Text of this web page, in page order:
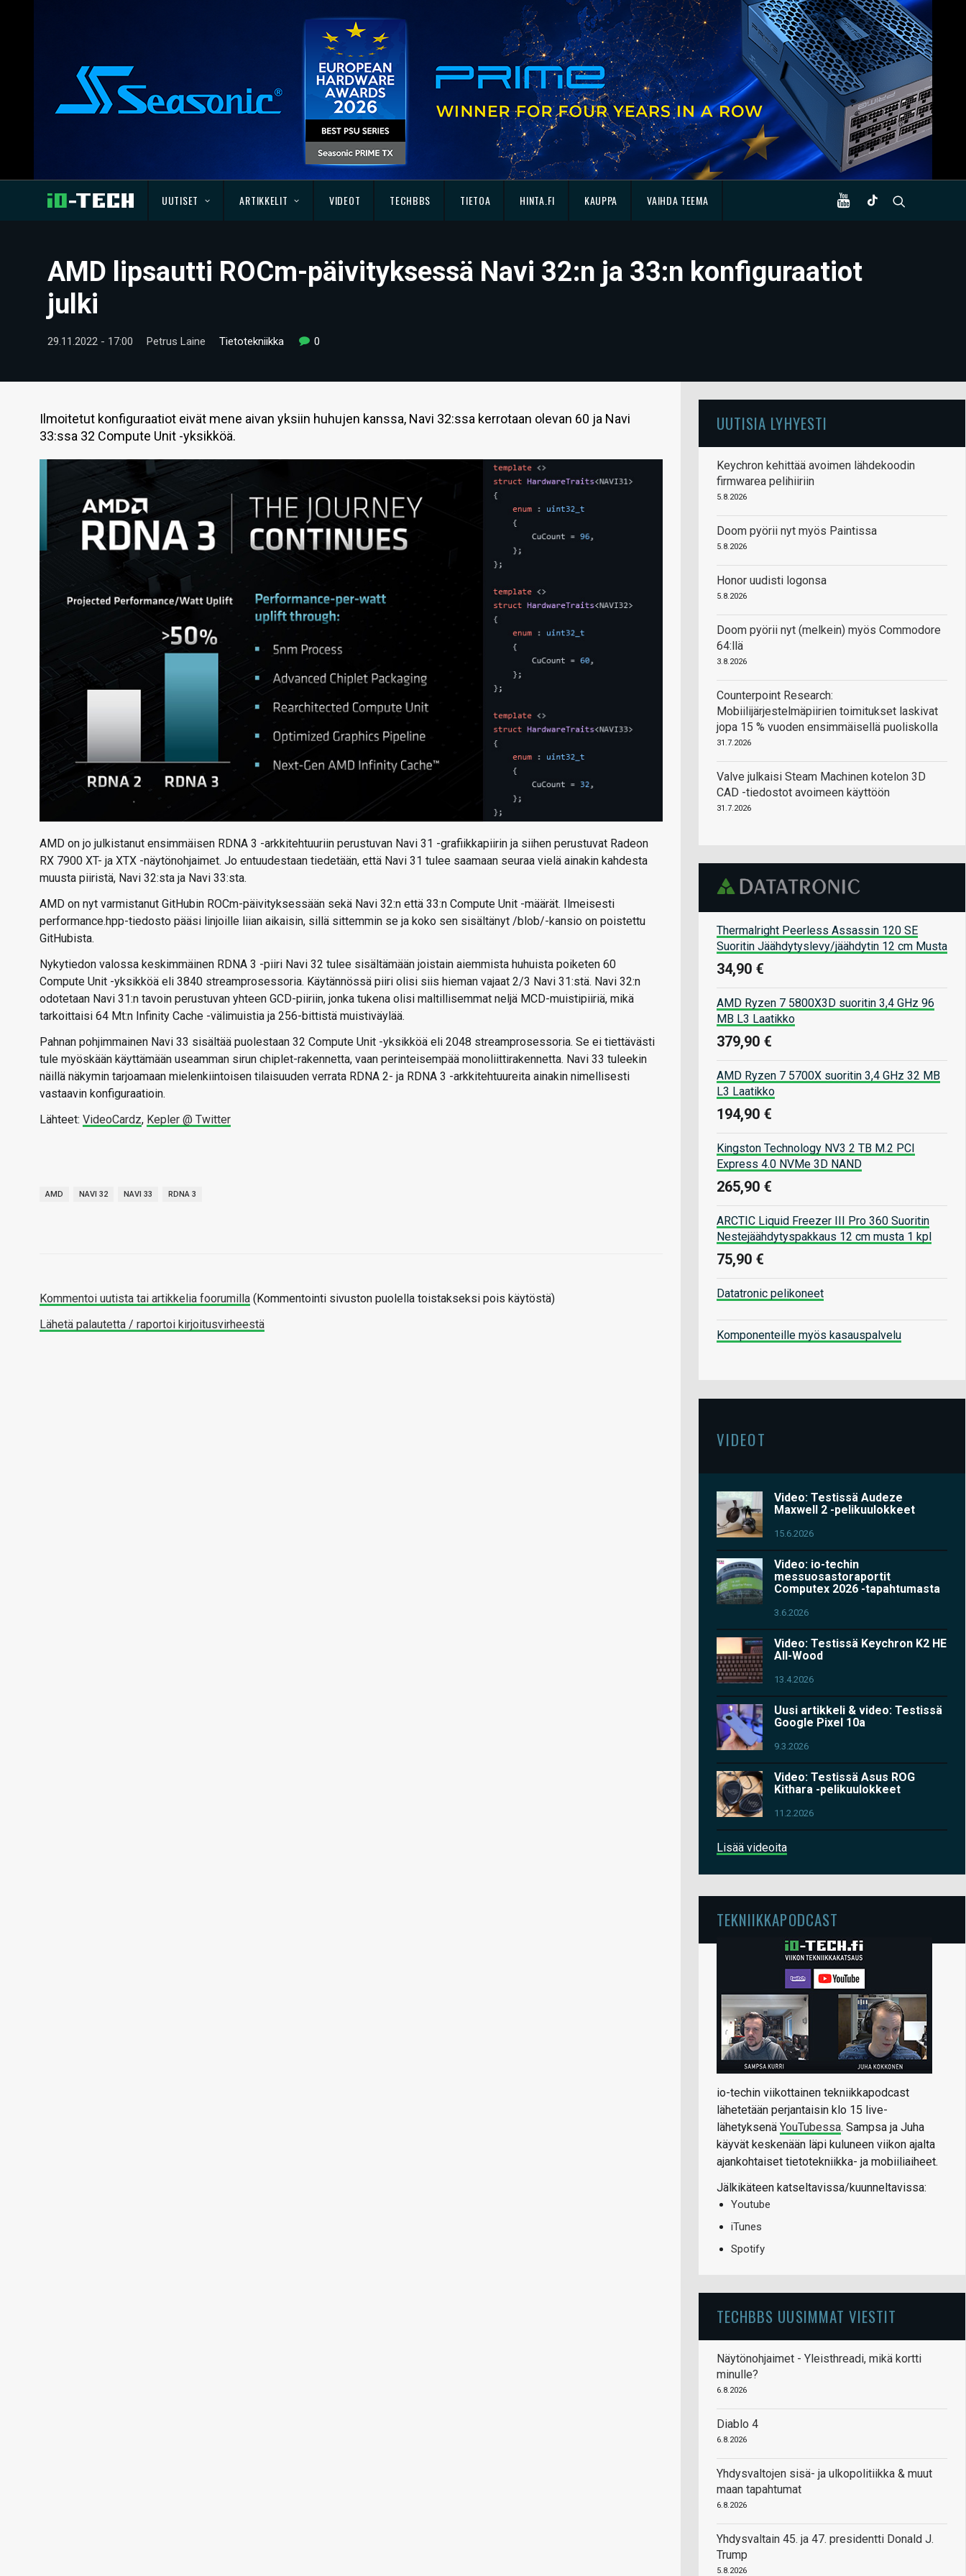
UUTISET ARTIKKELIT VIDEOT TECHBBS TIETOA HINTA.FI KAUPPA VAIHDA TEEMA
AMD lipsautti ROCm-päivityksessä Navi 32:n ja 33:n konfiguraatiot
julki
29.11.2022 - 17:00 Petrus Laine Tietotekniikka 0
Ilmoitetut konfiguraatiot eivät mene aivan yksiin huhujen kanssa, Navi 32:ssa kerrotaan olevan 60 ja Navi
33:ssa 32 Compute Unit -yksikköä.
AMD on jo julkistanut ensimmäisen RDNA 3 -arkkitehtuuriin perustuvan Navi 31 -grafiikkapiirin ja siihen perustuvat Radeon
RX 7900 XT- ja XTX -näytönohjaimet. Jo entuudestaan tiedetään, että Navi 31 tulee saamaan seuraa vielä ainakin kahdesta
muusta piiristä, Navi 32:sta ja Navi 33:sta.
AMD on nyt varmistanut GitHubin ROCm-päivityksessään sekä Navi 32:n että 33:n Compute Unit -määrät. Ilmeisesti
performance.hpp-tiedosto pääsi linjoille liian aikaisin, sillä sittemmin se ja koko sen sisältänyt /blob/-kansio on poistettu
GitHubista.
Nykytiedon valossa keskimmäinen RDNA 3 -piiri Navi 32 tulee sisältämään joistain aiemmista huhuista poiketen 60
Compute Unit -yksikköä eli 3840 streamprosessoria. Käytännössä piiri olisi siis hieman vajaat 2/3 Navi 31:stä. Navi 32:n
odotetaan Navi 31:n tavoin perustuvan yhteen GCD-piiriin, jonka tukena olisi maltillisemmat neljä MCD-muistipiiriä, mikä
tarkoittaisi 64 Mt:n Infinity Cache -välimuistia ja 256-bittistä muistiväylää.
Pahnan pohjimmainen Navi 33 sisältää puolestaan 32 Compute Unit -yksikköä eli 2048 streamprosessoria. Se ei tiettävästi
tule myöskään käyttämään useamman sirun chiplet-rakennetta, vaan perinteisempää monoliittirakennetta. Navi 33 tuleekin
näillä näkymin tarjoamaan mielenkiintoisen tilaisuuden verrata RDNA 2- ja RDNA 3 -arkkitehtuureita ainakin nimellisesti
vastaavin konfiguraatioin.
Lähteet: VideoCardz, Kepler @ Twitter
AMD NAVI 32 NAVI 33 RDNA 3
Kommentoi uutista tai artikkelia foorumilla (Kommentointi sivuston puolella toistakseksi pois käytöstä)
Lähetä palautetta / raportoi kirjoitusvirheestä
UUTISIA LYHYESTI
Keychron kehittää avoimen lähdekoodin
firmwarea pelihiiriin
5.8.2026
Doom pyörii nyt myös Paintissa
5.8.2026
Honor uudisti logonsa
5.8.2026
Doom pyörii nyt (melkein) myös Commodore
64:llä
3.8.2026
Counterpoint Research:
Mobiilijärjestelmäpiirien toimitukset laskivat
jopa 15 % vuoden ensimmäisellä puoliskolla
31.7.2026
Valve julkaisi Steam Machinen kotelon 3D
CAD -tiedostot avoimeen käyttöön
31.7.2026
Thermalright Peerless Assassin 120 SE
Suoritin Jäähdytyslevy/jäähdytin 12 cm Musta
34,90 €
AMD Ryzen 7 5800X3D suoritin 3,4 GHz 96
MB L3 Laatikko
379,90 €
AMD Ryzen 7 5700X suoritin 3,4 GHz 32 MB
L3 Laatikko
194,90 €
Kingston Technology NV3 2 TB M.2 PCI
Express 4.0 NVMe 3D NAND
265,90 €
ARCTIC Liquid Freezer III Pro 360 Suoritin
Nestejäähdytyspakkaus 12 cm musta 1 kpl
75,90 €
Datatronic pelikoneet
Komponenteille myös kasauspalvelu
VIDEOT
Video: Testissä Audeze
Maxwell 2 -pelikuulokkeet
15.6.2026
Video: io-techin
messuosastoraportit
Computex 2026 -tapahtumasta
3.6.2026
Video: Testissä Keychron K2 HE
All-Wood
13.4.2026
Uusi artikkeli & video: Testissä
Google Pixel 10a
9.3.2026
Video: Testissä Asus ROG
Kithara -pelikuulokkeet
11.2.2026
Lisää videoita
TEKNIIKKAPODCAST
io-techin viikottainen tekniikkapodcast
lähetetään perjantaisin klo 15 live-
lähetyksenä YouTubessa. Sampsa ja Juha
käyvät keskenään läpi kuluneen viikon ajalta
ajankohtaiset tietotekniikka- ja mobiiliaiheet.
Jälkikäteen katseltavissa/kuunneltavissa:
Youtube
iTunes
Spotify
TECHBBS UUSIMMAT VIESTIT
Näytönohjaimet - Yleisthreadi, mikä kortti
minulle?
6.8.2026
Diablo 4
6.8.2026
Yhdysvaltojen sisä- ja ulkopolitiikka & muut
maan tapahtumat
6.8.2026
Yhdysvaltain 45. ja 47. presidentti Donald J.
Trump
5.8.2026